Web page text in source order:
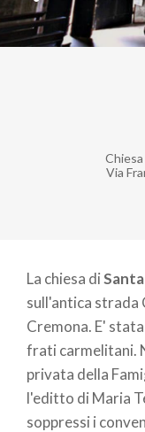
Via
La chiesa di
sull'antica strada
Cremona. E'
frati carmelitani.
privata della
l'editto di Maria
soppressi i